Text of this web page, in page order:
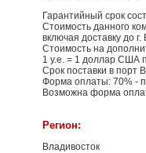
Гарантийный срок
Стоимость данного
включая доставку до
Стоимость на
1 у.е. = 1 доллар США
Срок поставки в порт
Форма оплаты: 70% -
Возможна форма
Регион:
Владивосток